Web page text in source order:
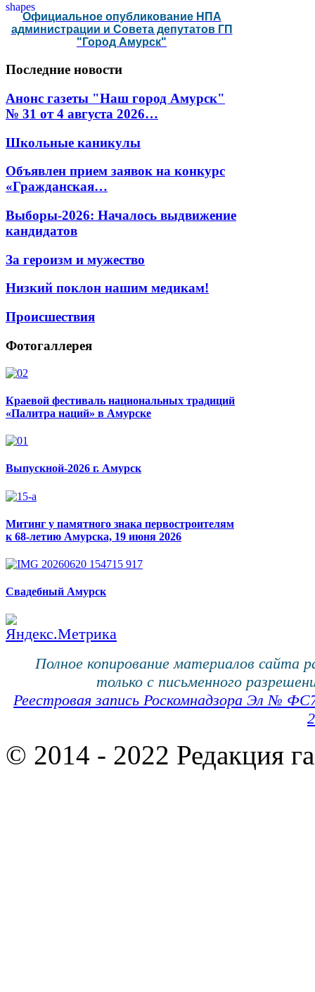
Официальное опубликование НПА
администрации и Совета депутатов ГП
"Город Амурск"
Последние новости
Анонс газеты "Наш город Амурск"
№ 31 от 4 августа 2026…
Школьные каникулы
Объявлен прием заявок на конкурс
«Гражданская…
Выборы-2026: Началось выдвижение
кандидатов
За героизм и мужество
Низкий поклон нашим медикам!
Происшествия
Фотогаллерея
Краевой фестиваль национальных традиций
«Палитра наций» в Амурске
Выпускной-2026 г. Амурск
Митинг у памятного знака первостроителям
к 68-летию Амурска, 19 июня 2026
Свадебный Амурск
Полное копирование материалов сайта
только с письменного
Реестровая запись Роскомнадзора Эл №
© 2014 - 2022 Редакция